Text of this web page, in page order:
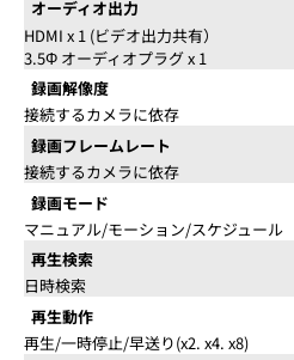
オーディオ出力
HDMI x 1 (ビデオ出力共有）
3.5Φ オーディオプラグ x 1
録画解像度
接続するカメラに依存
録画フレームレート
接続するカメラに依存
録画モード
マニュアル/モーション/スケジュール
再生検索
日時検索
再生動作
再生/一時停止/早送り(x2. x4. x8)